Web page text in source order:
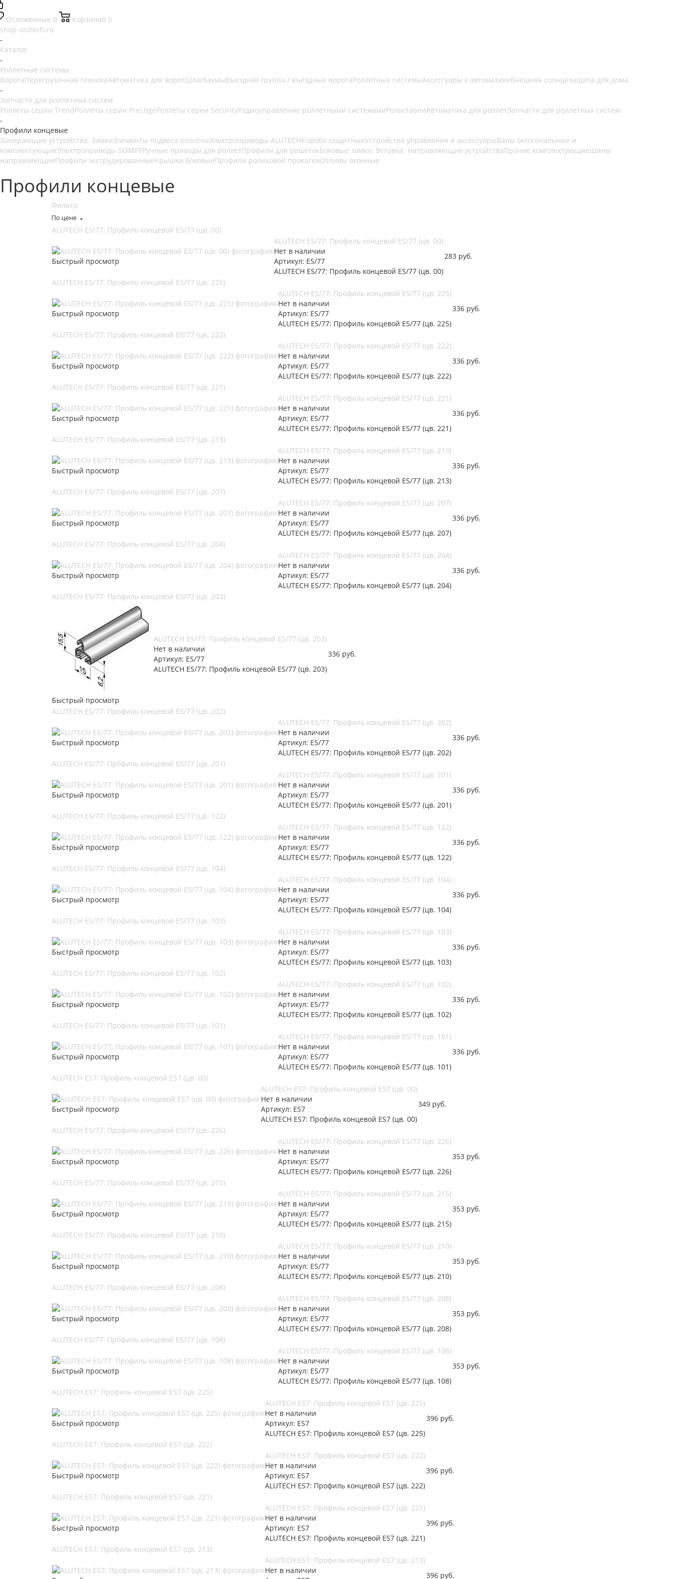
Отложенные 0 Корзина0 0
shop-alutech.ru
-
Каталог
-
Роллетные системы
ВоротаПерегрузочная техникаАвтоматика для воротШлагбаумыВъездная группа / въездные воротаРоллетные системыАксессуары к автоматикеВнешняя солнцезащита для дома
-
Запчасти для роллетных систем
Роллеты серии TrendРоллеты серии PrestigeРоллеты серии SecurityРадиоуправление роллетными системамиРольставниАвтоматика для роллетЗапчасти для роллетных систем
-
Профили концевые
Запирающие устройства. ЗамкиЭлементы подвеса полотнаЭлектроприводы ALUTECHКороба защитныеУстройства управления и аксессуарыВалы октогональные и
комплектующиеЭлектроприводы SOMFYРучные приводы для роллетПрофили для решетокБоковые замки. Вставки. Направляющие устройстваПрочие комплектующиеШины
направляющиеПрофили экструдированныеКрышки боковыеПрофили роликовой прокаткиОтливы оконные
Профили концевые
Фильтр
По цене
ALUTECH ES/77: Профиль концевой ES/77 (цв. 00)
Быстрый просмотр
ALUTECH ES/77: Профиль концевой ES/77 (цв. 00)
Нет в наличии
Артикул: ES/77
ALUTECH ES/77: Профиль концевой ES/77 (цв. 00)
283 руб.
ALUTECH ES/77: Профиль концевой ES/77 (цв. 225)
Быстрый просмотр
ALUTECH ES/77: Профиль концевой ES/77 (цв. 225)
Нет в наличии
Артикул: ES/77
ALUTECH ES/77: Профиль концевой ES/77 (цв. 225)
336 руб.
ALUTECH ES/77: Профиль концевой ES/77 (цв. 222)
Быстрый просмотр
ALUTECH ES/77: Профиль концевой ES/77 (цв. 222)
Нет в наличии
Артикул: ES/77
ALUTECH ES/77: Профиль концевой ES/77 (цв. 222)
336 руб.
ALUTECH ES/77: Профиль концевой ES/77 (цв. 221)
Быстрый просмотр
ALUTECH ES/77: Профиль концевой ES/77 (цв. 221)
Нет в наличии
Артикул: ES/77
ALUTECH ES/77: Профиль концевой ES/77 (цв. 221)
336 руб.
ALUTECH ES/77: Профиль концевой ES/77 (цв. 213)
Быстрый просмотр
ALUTECH ES/77: Профиль концевой ES/77 (цв. 213)
Нет в наличии
Артикул: ES/77
ALUTECH ES/77: Профиль концевой ES/77 (цв. 213)
336 руб.
ALUTECH ES/77: Профиль концевой ES/77 (цв. 207)
Быстрый просмотр
ALUTECH ES/77: Профиль концевой ES/77 (цв. 207)
Нет в наличии
Артикул: ES/77
ALUTECH ES/77: Профиль концевой ES/77 (цв. 207)
336 руб.
ALUTECH ES/77: Профиль концевой ES/77 (цв. 204)
Быстрый просмотр
ALUTECH ES/77: Профиль концевой ES/77 (цв. 204)
Нет в наличии
Артикул: ES/77
ALUTECH ES/77: Профиль концевой ES/77 (цв. 204)
336 руб.
ALUTECH ES/77: Профиль концевой ES/77 (цв. 203)
Быстрый просмотр
ALUTECH ES/77: Профиль концевой ES/77 (цв. 203)
Нет в наличии
Артикул: ES/77
ALUTECH ES/77: Профиль концевой ES/77 (цв. 203)
336 руб.
ALUTECH ES/77: Профиль концевой ES/77 (цв. 202)
Быстрый просмотр
ALUTECH ES/77: Профиль концевой ES/77 (цв. 202)
Нет в наличии
Артикул: ES/77
ALUTECH ES/77: Профиль концевой ES/77 (цв. 202)
336 руб.
ALUTECH ES/77: Профиль концевой ES/77 (цв. 201)
Быстрый просмотр
ALUTECH ES/77: Профиль концевой ES/77 (цв. 201)
Нет в наличии
Артикул: ES/77
ALUTECH ES/77: Профиль концевой ES/77 (цв. 201)
336 руб.
ALUTECH ES/77: Профиль концевой ES/77 (цв. 122)
Быстрый просмотр
ALUTECH ES/77: Профиль концевой ES/77 (цв. 122)
Нет в наличии
Артикул: ES/77
ALUTECH ES/77: Профиль концевой ES/77 (цв. 122)
336 руб.
ALUTECH ES/77: Профиль концевой ES/77 (цв. 104)
Быстрый просмотр
ALUTECH ES/77: Профиль концевой ES/77 (цв. 104)
Нет в наличии
Артикул: ES/77
ALUTECH ES/77: Профиль концевой ES/77 (цв. 104)
336 руб.
ALUTECH ES/77: Профиль концевой ES/77 (цв. 103)
Быстрый просмотр
ALUTECH ES/77: Профиль концевой ES/77 (цв. 103)
Нет в наличии
Артикул: ES/77
ALUTECH ES/77: Профиль концевой ES/77 (цв. 103)
336 руб.
ALUTECH ES/77: Профиль концевой ES/77 (цв. 102)
Быстрый просмотр
ALUTECH ES/77: Профиль концевой ES/77 (цв. 102)
Нет в наличии
Артикул: ES/77
ALUTECH ES/77: Профиль концевой ES/77 (цв. 102)
336 руб.
ALUTECH ES/77: Профиль концевой ES/77 (цв. 101)
Быстрый просмотр
ALUTECH ES/77: Профиль концевой ES/77 (цв. 101)
Нет в наличии
Артикул: ES/77
ALUTECH ES/77: Профиль концевой ES/77 (цв. 101)
336 руб.
ALUTECH ES7: Профиль концевой ES7 (цв. 00)
Быстрый просмотр
ALUTECH ES7: Профиль концевой ES7 (цв. 00)
Нет в наличии
Артикул: ES7
ALUTECH ES7: Профиль концевой ES7 (цв. 00)
349 руб.
ALUTECH ES/77: Профиль концевой ES/77 (цв. 226)
Быстрый просмотр
ALUTECH ES/77: Профиль концевой ES/77 (цв. 226)
Нет в наличии
Артикул: ES/77
ALUTECH ES/77: Профиль концевой ES/77 (цв. 226)
353 руб.
ALUTECH ES/77: Профиль концевой ES/77 (цв. 215)
Быстрый просмотр
ALUTECH ES/77: Профиль концевой ES/77 (цв. 215)
Нет в наличии
Артикул: ES/77
ALUTECH ES/77: Профиль концевой ES/77 (цв. 215)
353 руб.
ALUTECH ES/77: Профиль концевой ES/77 (цв. 210)
Быстрый просмотр
ALUTECH ES/77: Профиль концевой ES/77 (цв. 210)
Нет в наличии
Артикул: ES/77
ALUTECH ES/77: Профиль концевой ES/77 (цв. 210)
353 руб.
ALUTECH ES/77: Профиль концевой ES/77 (цв. 208)
Быстрый просмотр
ALUTECH ES/77: Профиль концевой ES/77 (цв. 208)
Нет в наличии
Артикул: ES/77
ALUTECH ES/77: Профиль концевой ES/77 (цв. 208)
353 руб.
ALUTECH ES/77: Профиль концевой ES/77 (цв. 108)
Быстрый просмотр
ALUTECH ES/77: Профиль концевой ES/77 (цв. 108)
Нет в наличии
Артикул: ES/77
ALUTECH ES/77: Профиль концевой ES/77 (цв. 108)
353 руб.
ALUTECH ES7: Профиль концевой ES7 (цв. 225)
Быстрый просмотр
ALUTECH ES7: Профиль концевой ES7 (цв. 225)
Нет в наличии
Артикул: ES7
ALUTECH ES7: Профиль концевой ES7 (цв. 225)
396 руб.
ALUTECH ES7: Профиль концевой ES7 (цв. 222)
Быстрый просмотр
ALUTECH ES7: Профиль концевой ES7 (цв. 222)
Нет в наличии
Артикул: ES7
ALUTECH ES7: Профиль концевой ES7 (цв. 222)
396 руб.
ALUTECH ES7: Профиль концевой ES7 (цв. 221)
Быстрый просмотр
ALUTECH ES7: Профиль концевой ES7 (цв. 221)
Нет в наличии
Артикул: ES7
ALUTECH ES7: Профиль концевой ES7 (цв. 221)
396 руб.
ALUTECH ES7: Профиль концевой ES7 (цв. 213)
ALUTECH ES7: Профиль концевой ES7 (цв. 213)
Нет в наличии
396 руб.